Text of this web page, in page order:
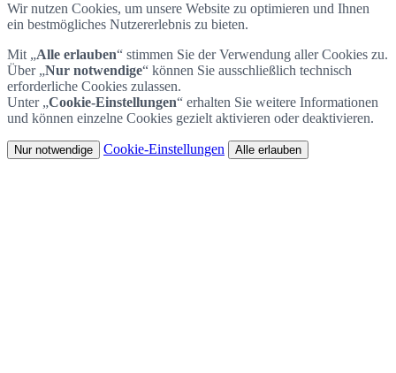
Wir nutzen Cookies, um unsere Website zu optimieren und Ihnen
ein bestmögliches Nutzererlebnis zu bieten.
Mit „Alle erlauben“ stimmen Sie der Verwendung aller Cookies zu.
Über „Nur notwendige“ können Sie ausschließlich technisch
erforderliche Cookies zulassen.
Unter „Cookie-Einstellungen“ erhalten Sie weitere Informationen
und können einzelne Cookies gezielt aktivieren oder deaktivieren.
Nur notwendige Cookie-Einstellungen Alle erlauben